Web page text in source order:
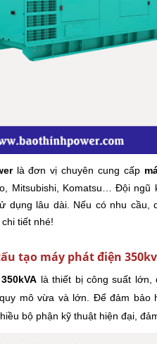
là đơn vị chuyên cung cấp
Mitsubishi, Komatsu… Đội
dụng lâu dài. Nếu có nhu cầu,
tiết nhé!
tạo máy phát điện
là thiết bị công suất
mô vừa và lớn. Để đảm bảo
bộ phận kỹ thuật hiện đại,